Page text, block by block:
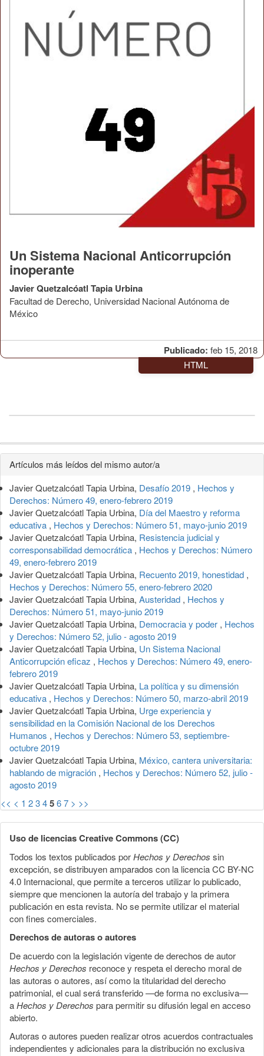
Publicado: feb 15, 2018
Un Sistema Nacional Anticorrupción
inoperante
Javier Quetzalcóatl Tapia Urbina
Facultad de Derecho, Universidad Nacional Autónoma de
México
HTML
Detalles
del
artículo
Artículos más leídos del mismo autor/a
Javier Quetzalcóatl Tapia Urbina, Desafío 2019 , Hechos y
Derechos: Número 49, enero-febrero 2019
Javier Quetzalcóatl Tapia Urbina, Día del Maestro y reforma
educativa , Hechos y Derechos: Número 51, mayo-junio 2019
Javier Quetzalcóatl Tapia Urbina, Resistencia judicial y
corresponsabilidad democrática , Hechos y Derechos: Número
49, enero-febrero 2019
Javier Quetzalcóatl Tapia Urbina, Recuento 2019, honestidad ,
Hechos y Derechos: Número 55, enero-febrero 2020
Javier Quetzalcóatl Tapia Urbina, Austeridad , Hechos y
Derechos: Número 51, mayo-junio 2019
Javier Quetzalcóatl Tapia Urbina, Democracia y poder , Hechos
y Derechos: Número 52, julio - agosto 2019
Javier Quetzalcóatl Tapia Urbina, Un Sistema Nacional
Anticorrupción eficaz , Hechos y Derechos: Número 49, enero-
febrero 2019
Javier Quetzalcóatl Tapia Urbina, La política y su dimensión
educativa , Hechos y Derechos: Número 50, marzo-abril 2019
Javier Quetzalcóatl Tapia Urbina, Urge experiencia y
sensibilidad en la Comisión Nacional de los Derechos
Humanos , Hechos y Derechos: Número 53, septiembre-
octubre 2019
Javier Quetzalcóatl Tapia Urbina, México, cantera universitaria:
hablando de migración , Hechos y Derechos: Número 52, julio -
agosto 2019
<< < 1 234567 > >>
Uso de licencias Creative Commons (CC)
Todos los textos publicados porHechos y Derechos sin
excepción, se distribuyen amparados con la licencia CC BY-NC
4.0 Internacional, que permite a terceros utilizar lo publicado,
siempre que mencionen la autoría del trabajo y la primera
publicación en esta revista. No se permite utilizar el material
con fines comerciales.
Derechos de autoras o autores
De acuerdo con la legislación vigente de derechos de autor
Hechos y Derechos reconoce y respeta el derecho moral de
las autoras o autores, así como la titularidad del derecho
patrimonial, el cual será transferido —de forma no exclusiva—
aHechos y Derechos para permitir su difusión legal en acceso
abierto.
Autoras o autores pueden realizar otros acuerdos contractuales
independientes y adicionales para la distribución no exclusiva